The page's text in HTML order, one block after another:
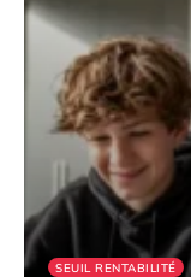
SEUIL RENTABILITÉ